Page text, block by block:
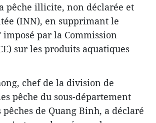
pêche illicite, non déclarée et
(INN), en supprimant le
par la Commission
sur les produits aquatiques
chef de la division de
pêche du sous-département
de Quang Binh, a déclaré